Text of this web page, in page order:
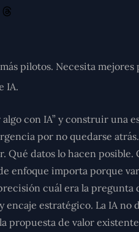
pilotos. Necesita
IA.
con IA” y construir una
por no quedarse
Qué datos lo hacen
enfoque importa porque
cuál era la pregunta
encaje estratégico. La IA no
propuesta de valor